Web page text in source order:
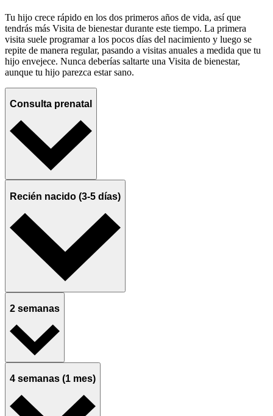
Tu hijo crece rápido en los dos primeros años de vida, así que
tendrás más Visita de bienestar durante este tiempo. La primera
visita suele programar a los pocos días del nacimiento y luego se
repite de manera regular, pasando a visitas anuales a medida que tu
hijo envejece. Nunca deberías saltarte una Visita de bienestar,
aunque tu hijo parezca estar sano.
Consulta prenatal
Recién nacido (3-5 días)
2 semanas
4 semanas (1 mes)